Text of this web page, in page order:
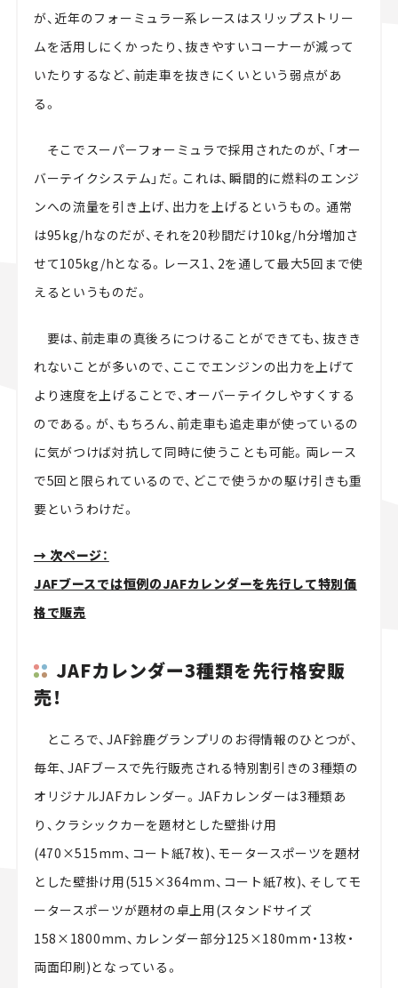
が、近年のフォーミュラー系レースはスリップストリー
ムを活用しにくかったり、抜きやすいコーナーが減って
いたりするなど、前走車を抜きにくいという弱点があ
る。
そこでスーパーフォーミュラで採用されたのが、「オー
バーテイクシステム」だ。これは、瞬間的に燃料のエンジ
ンへの流量を引き上げ、出力を上げるというもの。通常
は95kg/hなのだが、それを20秒間だけ10kg/h分増加さ
せて105kg/hとなる。レース1、2を通して最大5回まで使
えるというものだ。
要は、前走車の真後ろにつけることができても、抜きき
れないことが多いので、ここでエンジンの出力を上げて
より速度を上げることで、オーバーテイクしやすくする
のである。が、もちろん、前走車も追走車が使っているの
に気がつけば対抗して同時に使うことも可能。両レース
で5回と限られているので、どこで使うかの駆け引きも重
要というわけだ。
→ 次ページ：
JAFブースでは恒例のJAFカレンダーを先行して特別価
格で販売
JAFカレンダー3種類を先行格安販
売！
ところで、JAF鈴鹿グランプリのお得情報のひとつが、
毎年、JAFブースで先行販売される特別割引きの3種類の
オリジナルJAFカレンダー。JAFカレンダーは3種類あ
り、クラシックカーを題材とした壁掛け用
(470×515mm、コート紙7枚)、モータースポーツを題材
とした壁掛け用(515×364mm、コート紙7枚)、そしてモ
ータースポーツが題材の卓上用(スタンドサイズ
158×1800mm、カレンダー部分125×180mm・13枚・
両面印刷)となっている。